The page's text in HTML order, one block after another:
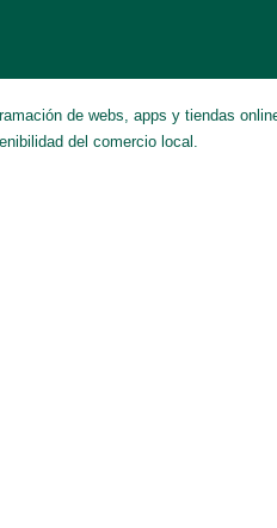
de webs, apps y tiendas
del comercio local.